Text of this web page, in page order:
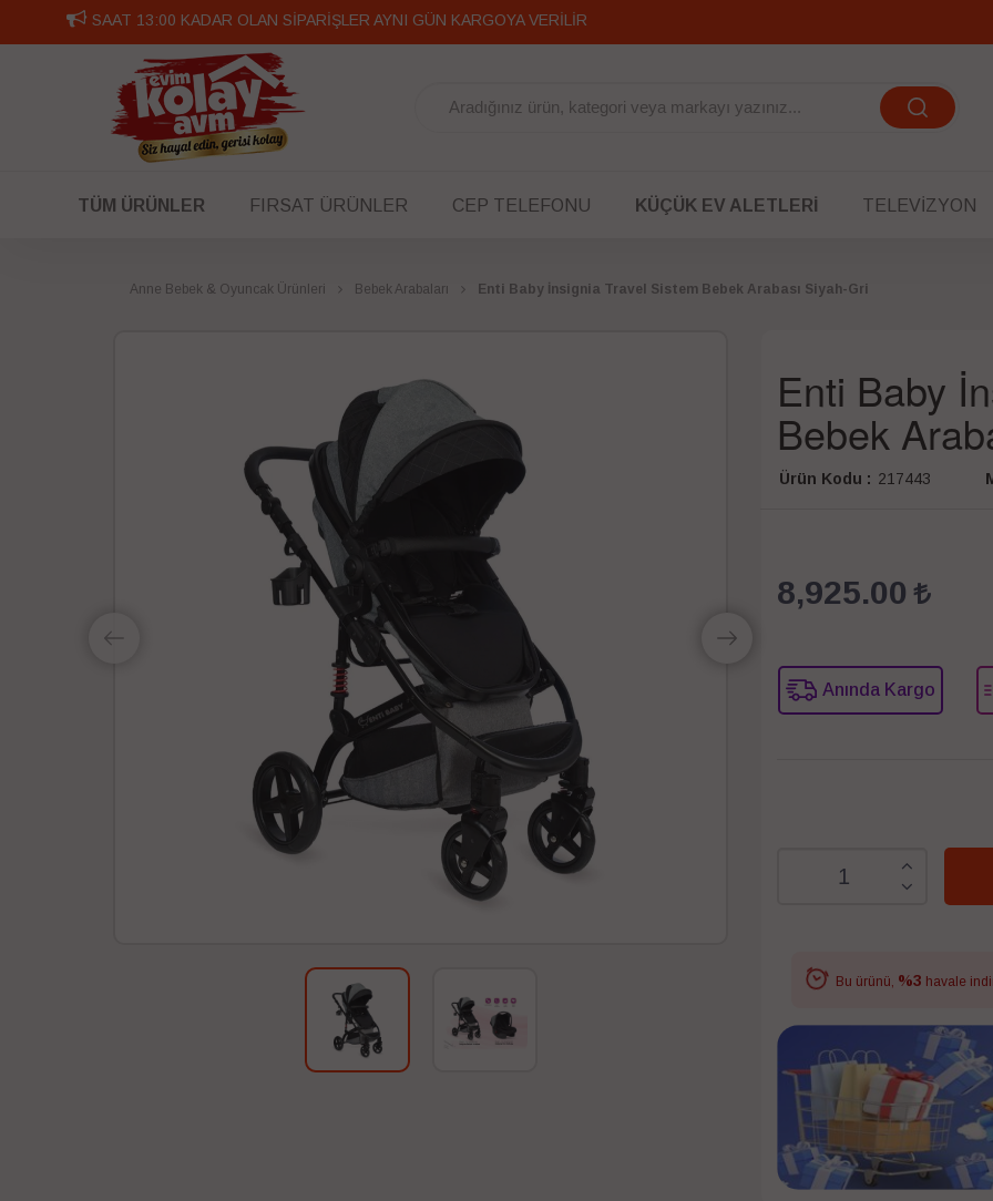
-
TÜM ÜRÜNLER FIRSAT ÜRÜNLER CEP TELEFONU KÜÇÜK EV ALETLERI TELEVIZYON
Anne Bebek & Oyuncak Ürünleri Bebek Arabaları Enti Baby İnsignia Travel Sistem Bebek Arabası Siyah-Gri
Enti Baby
Bebek
Ürün Kodu : 217443
8,925.00
Anında Kargo
Bu ürünü, %3 havale